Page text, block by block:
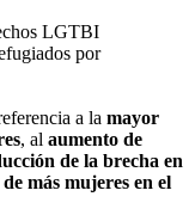
LGTBI
por
a la mayor
, al aumento de
de la brecha en
más mujeres en el